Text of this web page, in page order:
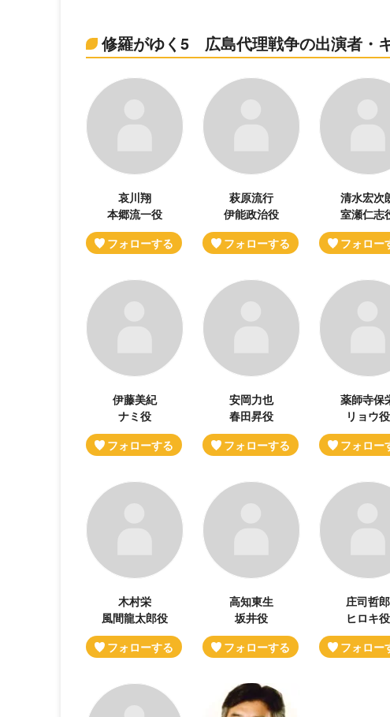
修羅がゆく5 広島代理戦争の出演者・
哀川翔
本郷流一役
萩原流行
伊能政治役
清水宏次
室瀬仁志
伊藤美紀
ナミ役
安岡力也
春田昇役
薬師寺保
リョウ役
木村栄
風間龍太郎役
高知東生
坂井役
庄司哲郎
ヒロキ役